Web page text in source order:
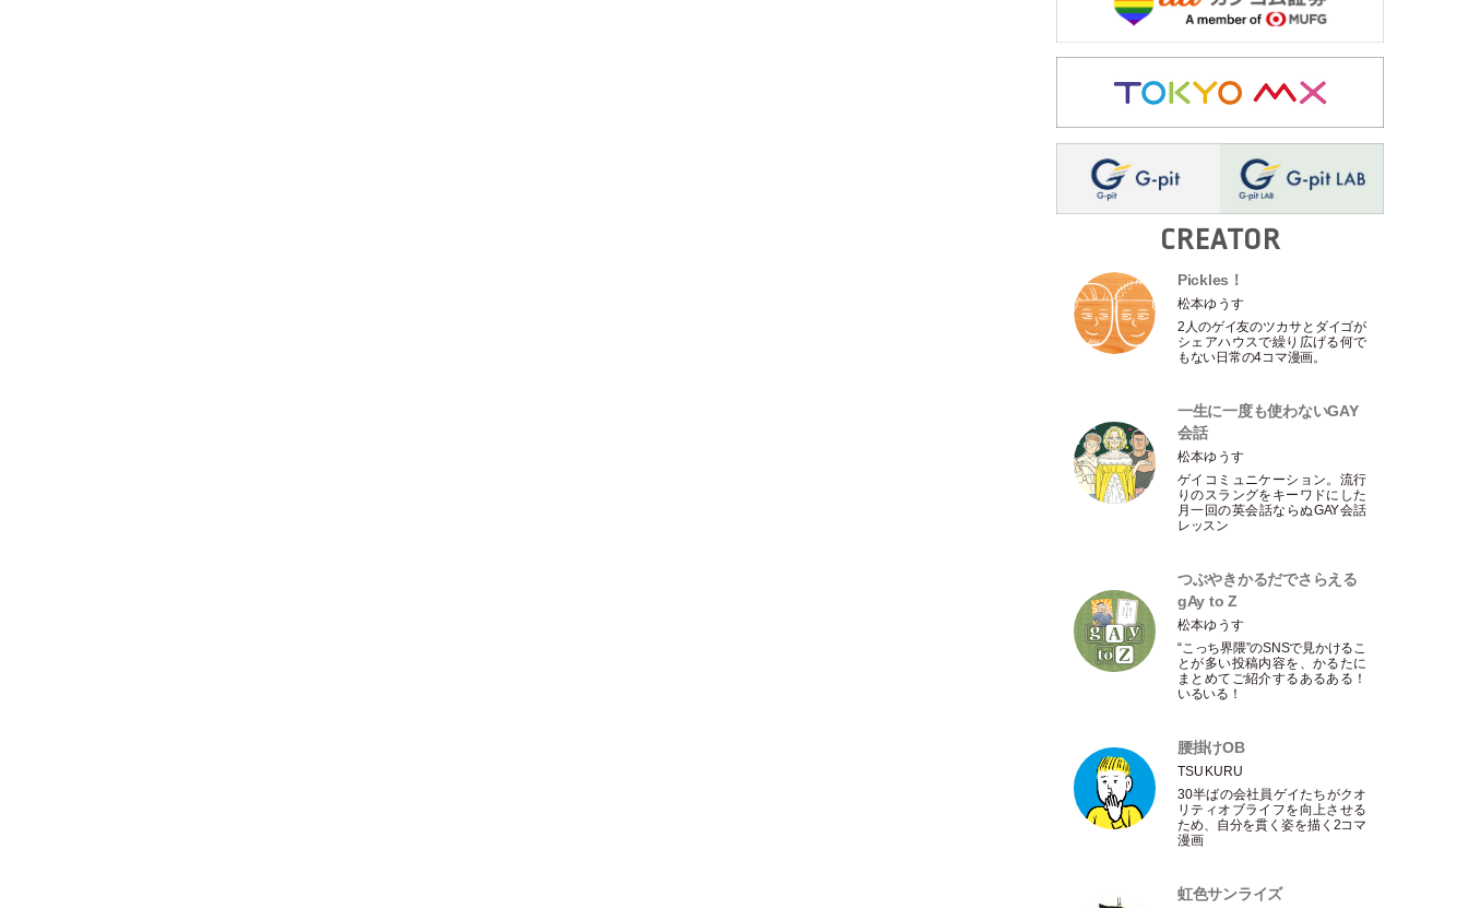
CREATOR
Pickles！
松本ゆうす
2人のゲイ友のツカサとダイゴが
シェアハウスで繰り広げる何で
もない日常の4コマ漫画。
一生に一度も使わないGAY
会話
松本ゆうす
ゲイコミュニケーション。流行
りのスラングをキーワドにした
月一回の英会話ならぬGAY会話
レッスン
つぶやきかるだでさらえる
gAy to Z
松本ゆうす
“こっち界隈”のSNSで見かけるこ
とが多い投稿内容を、かるたに
まとめてご紹介するあるある！
いるいる！
腰掛けOB
TSUKURU
30半ばの会社員ゲイたちがクオ
リティオブライフを向上させる
ため、自分を貫く姿を描く2コマ
漫画
虹色サンライズ